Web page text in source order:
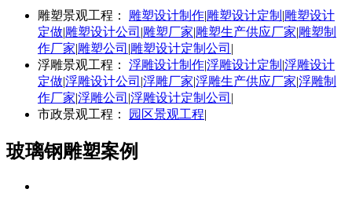
雕塑景观工程： 雕塑设计制作|雕塑设计定制 |雕塑设计
定做|雕塑设计公司 |雕塑厂家|雕塑生产供应厂家|雕塑制
作厂家|雕塑公司 |雕塑设计定制公司 |
浮雕景观工程：
浮雕设计制作|浮雕设计定制 |浮雕设计
定做|浮雕设计公司 |浮雕厂家|浮雕生产供应厂家|浮雕制
作厂家|浮雕公司 |浮雕设计定制公司 |
市政景观工程：
园区景观工程|
玻璃钢雕塑案例